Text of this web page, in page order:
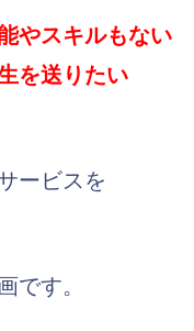
やスキルもない
を送りたい
ービスを
です。